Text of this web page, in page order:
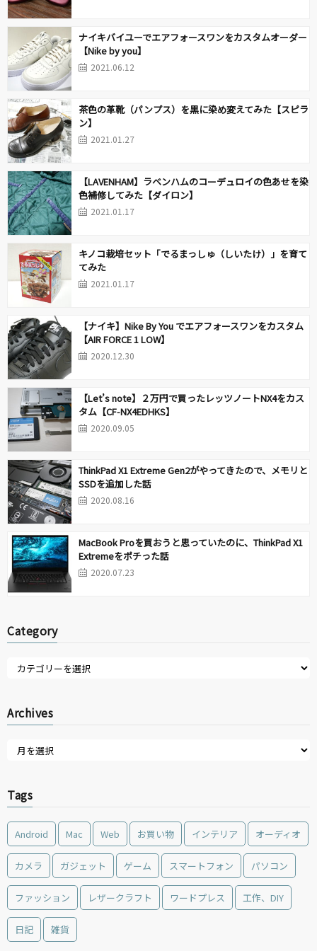
ナイキバイユーでエアフォースワンをカスタムオーダー
【Nike by you】
2021.06.12
茶色の革靴（パンプス）を黒に染め変えてみた【スピラ
ン】
2021.01.27
【LAVENHAM】ラベンハムのコーデュロイの色あせを染
色補修してみた【ダイロン】
2021.01.17
キノコ栽培セット「でるまっしゅ（しいたけ）」を育て
てみた
2021.01.17
【ナイキ】Nike By You でエアフォースワンをカスタム
【AIR FORCE 1 LOW】
2020.12.30
【Let’s note】２万円で買ったレッツノートNX4をカス
タム【CF-NX4EDHKS】
2020.09.05
ThinkPad X1 Extreme Gen2がやってきたので、メモリと
SSDを追加した話
2020.08.16
MacBook Proを買おうと思っていたのに、ThinkPad X1
Extremeをポチった話
2020.07.23
Category
Archives
Tags
Android Mac Web お買い物 インテリア オーディオ
カメラ ガジェット ゲーム スマートフォン パソコン
ファッション レザークラフト ワードプレス 工作、DIY
日記 雑貨